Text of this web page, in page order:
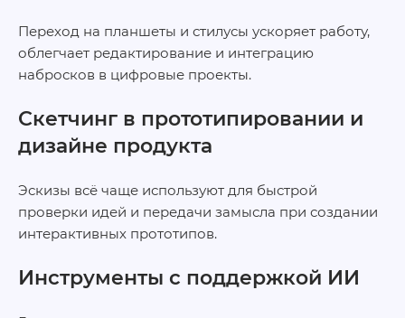
Переход на планшеты и стилусы ускоряет работу,
облегчает редактирование и интеграцию
набросков в цифровые проекты.
Скетчинг в прототипировании и
дизайне продукта
Эскизы всё чаще используют для быстрой
проверки идей и передачи замысла при создании
интерактивных прототипов.
Инструменты с поддержкой ИИ